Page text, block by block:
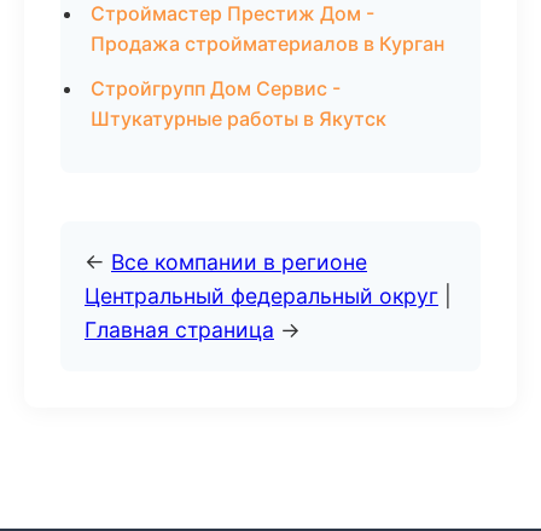
Строймастер Престиж Дом -
Продажа стройматериалов в Курган
Стройгрупп Дом Сервис -
Штукатурные работы в Якутск
← Все компании в регионе
Центральный федеральный округ
Главная страница →